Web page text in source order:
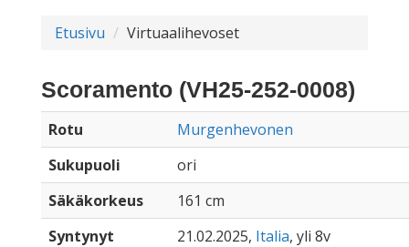
Etusivu Virtuaalihevoset
Scoramento (VH25-252-0008)
Rotu
Murgenhevonen
Sukupuoli
ori
Säkäkorkeus
161 cm
Syntynyt
21.02.2025, Italia, yli 8v